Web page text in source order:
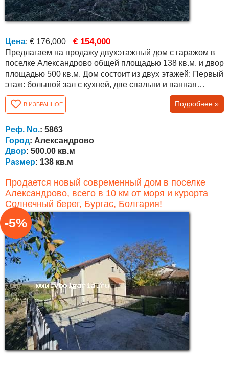
Цена: € 176,000 € 154,000
Предлагаем на продажу двухэтажный дом с гаражом в
поселке Александрово общей площадью 138 кв.м. и двор
площадью 500 кв.м. Дом состоит из двух этажей: Первый
этаж: большой зал с кухней, две спальни и ванная
комната. Второй этаж состоит из спальни, ванной
комнаты и большой террасы с прекрасным видом. Дом
нуждается лишь в небольшом освежении и готов к
заселению. Продается с мебелью и техникой. Все
необходимое для комфортного отдыха...
В ИЗБРАННОЕ Подробнее »
Реф. No.: 5863
Город: Александрово
Двор: 500.00 кв.м
Размер: 138 кв.м
Продается новый современный дом в поселке
Александрово, всего в 10 км от моря и курорта
Солнечный берег, Бургас, Болгария!
-5%